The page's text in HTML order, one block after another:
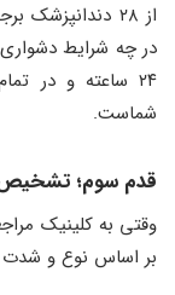
از ۲۸
در چه شرایط
۲۴ ساعته و در
شماست.
قدم سوم؛ تشخیص
وقتی به کلینیک
بر اساس نوع و شدت